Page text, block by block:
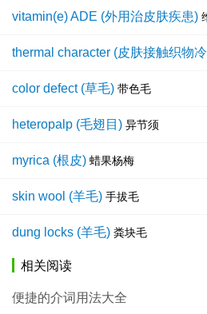
vitamin(e) ADE (外用治皮肤疾患)
thermal character (皮肤接触织物
color defect (草毛) 带色毛
heteropalp (毛翅目) 异节须
myrica (根皮) 蜡果杨梅
skin wool (羊毛) 手拔毛
dung locks (羊毛) 粪块毛
相关阅读
便捷的介词用法大全